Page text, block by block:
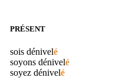
PRÉSENT
sois dénivelé
soyons dénivelé
soyez dénivelé